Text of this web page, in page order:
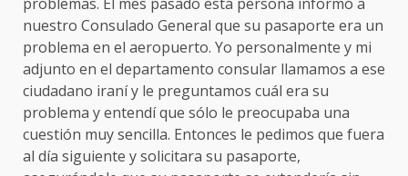
problemas. El mes pasado esta persona informó a
nuestro Consulado General que su pasaporte era un
problema en el aeropuerto. Yo personalmente y mi
adjunto en el departamento consular llamamos a ese
ciudadano iraní y le preguntamos cuál era su
problema y entendí que sólo le preocupaba una
cuestión muy sencilla. Entonces le pedimos que fuera
al día siguiente y solicitara su pasaporte,